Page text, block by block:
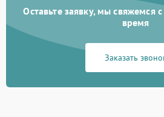
Оставьте заявку, мы свяжемся
время
Заказать